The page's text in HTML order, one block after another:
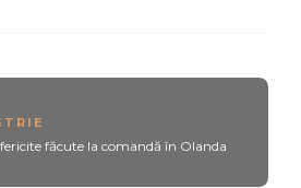
fericite făcute la comandă în Olanda